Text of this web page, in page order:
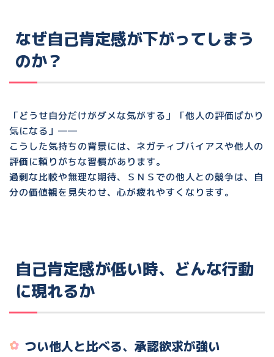
なぜ自己肯定感が下がってしまう
のか？
「どうせ自分だけがダメな気がする」「他人の評価ばかり
気になる」――
こうした気持ちの背景には、 ネガティブバイアスや他人の
評価に頼りがちな習慣があります。
過剰な比較や無理な期待、ＳＮＳでの他人との競争は、自
分の価値観を見失わせ、心が疲れやすくなります。
自己肯定感が低い時、どんな行動
に現れるか
つい他人と比べる、承認欲求が強い